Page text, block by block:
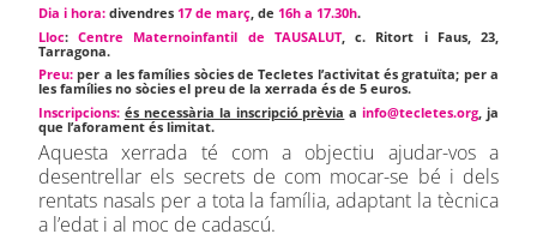
Dia i hora: divendres 17 de març, de 16h a 17.30h.
Lloc:Centre Maternoinfantil de TAUSALUT, c. Ritort i Faus, 23,
Tarragona.
Preu: per a les famílies sòcies de Tecletes l’activitat és gratuïta; per a
les famílies no sòcies el preu de la xerrada és de 5 euros.
Inscripcions: és necessària la inscripció prèvia ainfo@tecletes.org , ja
que l’aforament és limitat.
Aquesta xerrada té com a objectiu ajudar-vos a
desentrellar els secrets de com mocar-se bé i dels
rentats nasals per a tota la família, adaptant la tècnica
a l’edat i al moc de cadascú.